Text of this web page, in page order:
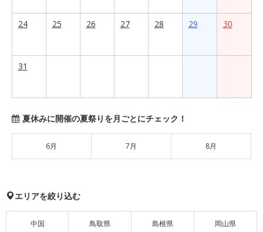
24 25 26 27 28 29 30
31
夏休みに開催の夏祭りを月ごとにチェック！
6月 7月 8月
エリアを絞り込む
中国 鳥取県 島根県 岡山県